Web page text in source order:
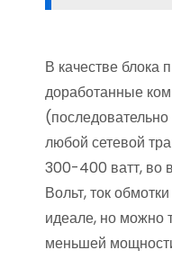
В качестве блока
доработанные
любой сетевой
300-400 ватт, во
Вольт, ток
идеале, но можно
меньшей